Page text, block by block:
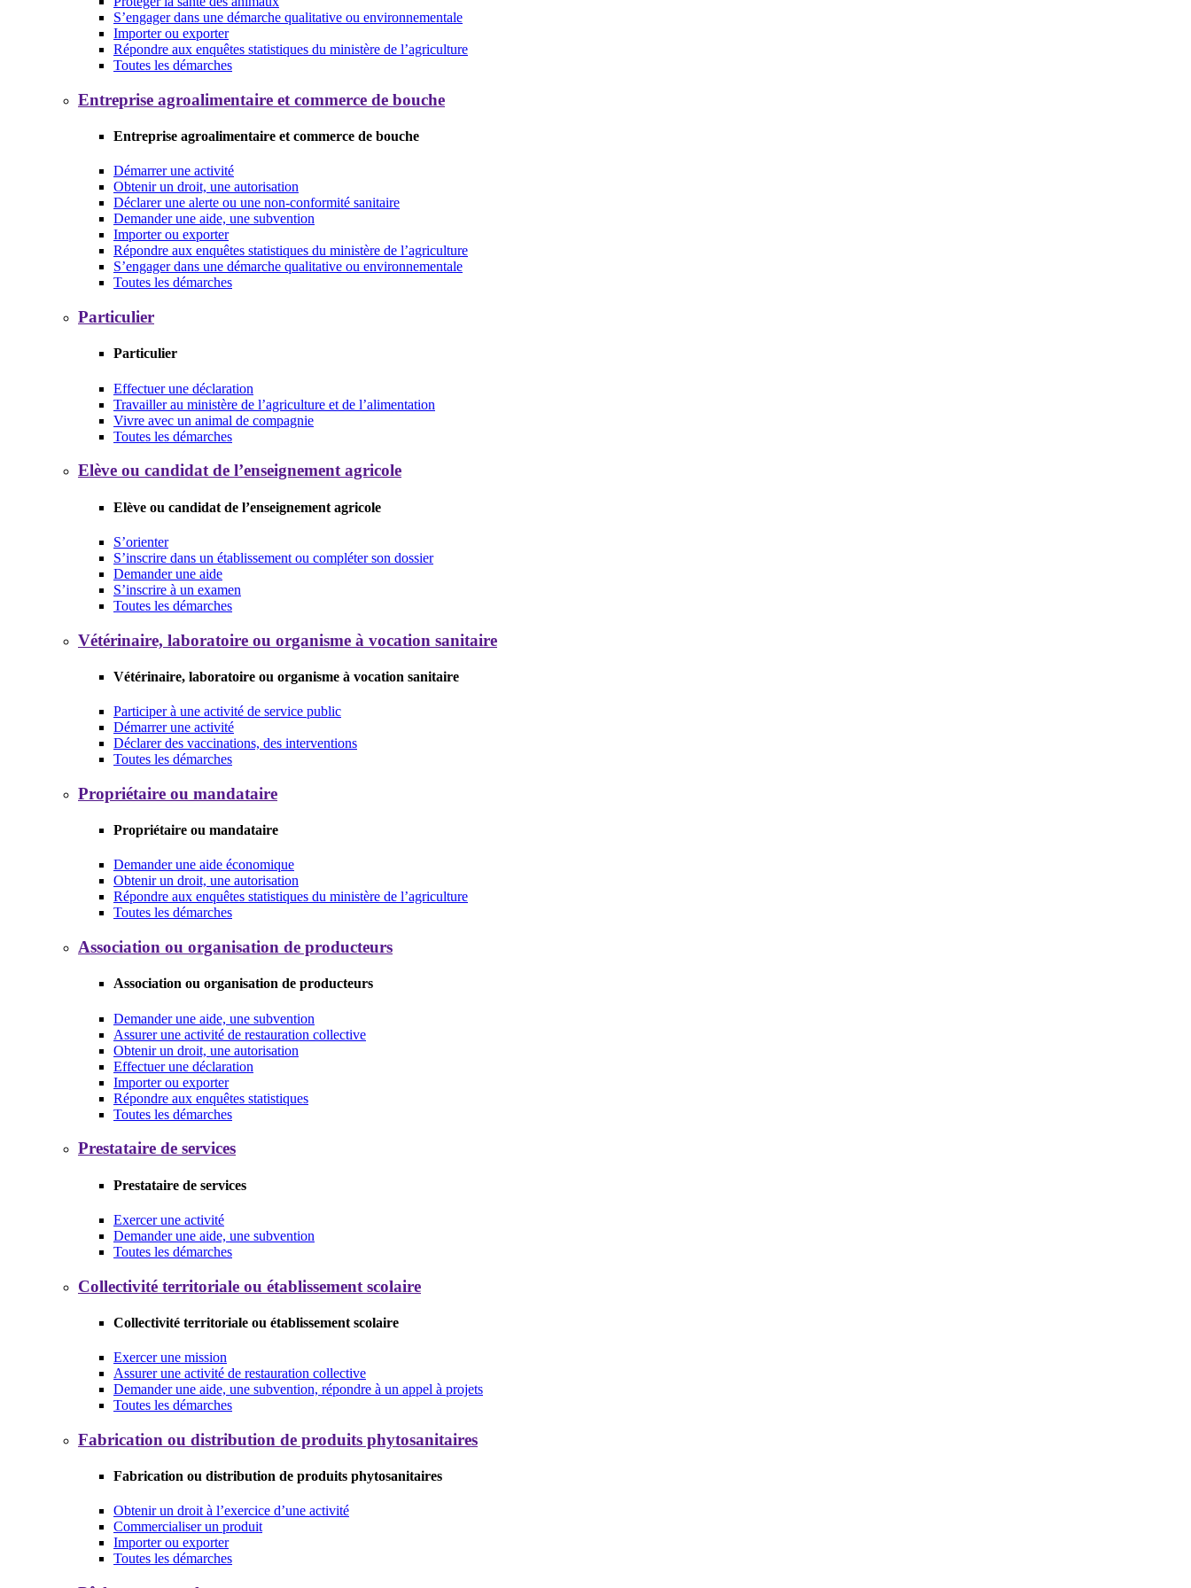
S’engager dans une démarche qualitative ou environnementale
Importer ou exporter
Répondre aux enquêtes statistiques du ministère de l’agriculture
Toutes les démarches
Entreprise agroalimentaire et commerce de bouche
Entreprise agroalimentaire et commerce de bouche
Démarrer une activité
Obtenir un droit, une autorisation
Déclarer une alerte ou une non-conformité sanitaire
Demander une aide, une subvention
Importer ou exporter
Répondre aux enquêtes statistiques du ministère de l’agriculture
S’engager dans une démarche qualitative ou environnementale
Toutes les démarches
Particulier
Particulier
Effectuer une déclaration
Travailler au ministère de l’agriculture et de l’alimentation
Vivre avec un animal de compagnie
Toutes les démarches
Elève ou candidat de l’enseignement agricole
Elève ou candidat de l’enseignement agricole
S’orienter
S’inscrire dans un établissement ou compléter son dossier
Demander une aide
S’inscrire à un examen
Toutes les démarches
Vétérinaire, laboratoire ou organisme à vocation sanitaire
Vétérinaire, laboratoire ou organisme à vocation sanitaire
Participer à une activité de service public
Démarrer une activité
Déclarer des vaccinations, des interventions
Toutes les démarches
Propriétaire ou mandataire
Propriétaire ou mandataire
Demander une aide économique
Obtenir un droit, une autorisation
Répondre aux enquêtes statistiques du ministère de l’agriculture
Toutes les démarches
Association ou organisation de producteurs
Association ou organisation de producteurs
Demander une aide, une subvention
Assurer une activité de restauration collective
Obtenir un droit, une autorisation
Effectuer une déclaration
Importer ou exporter
Répondre aux enquêtes statistiques
Toutes les démarches
Prestataire de services
Prestataire de services
Exercer une activité
Demander une aide, une subvention
Toutes les démarches
Collectivité territoriale ou établissement scolaire
Collectivité territoriale ou établissement scolaire
Exercer une mission
Assurer une activité de restauration collective
Demander une aide, une subvention, répondre à un appel à projets
Toutes les démarches
Fabrication ou distribution de produits phytosanitaires
Fabrication ou distribution de produits phytosanitaires
Obtenir un droit à l’exercice d’une activité
Commercialiser un produit
Importer ou exporter
Toutes les démarches